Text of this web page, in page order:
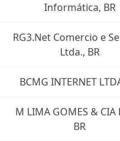
Informática, BR
RG3.Net Comercio e
Ltda., BR
BCMG INTERNET
M LIMA GOMES & CIA
BR